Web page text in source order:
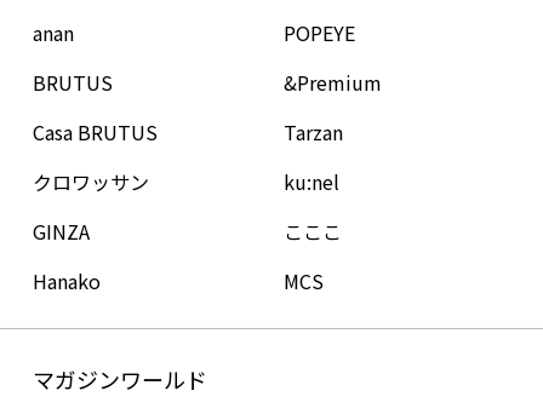
anan
BRUTUS
Casa BRUTUS
クロワッサン
GINZA
Hanako
POPEYE
&Premium
Tarzan
ku:nel
こここ
MCS
マガジンワールド